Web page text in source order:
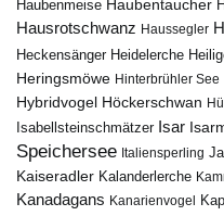
Haubenmeise Haubentaucher
Hausrotschwanz Haussegler
Heckensänger Heidelerche
Heringsmöwe Hinterbrühler See
Hybridvogel Höckerschwan
Isabellsteinschmätzer Isar
Speichersee Italiensperling
Kaiseradler Kalanderlerche
Kanadagans Kanarienvogel